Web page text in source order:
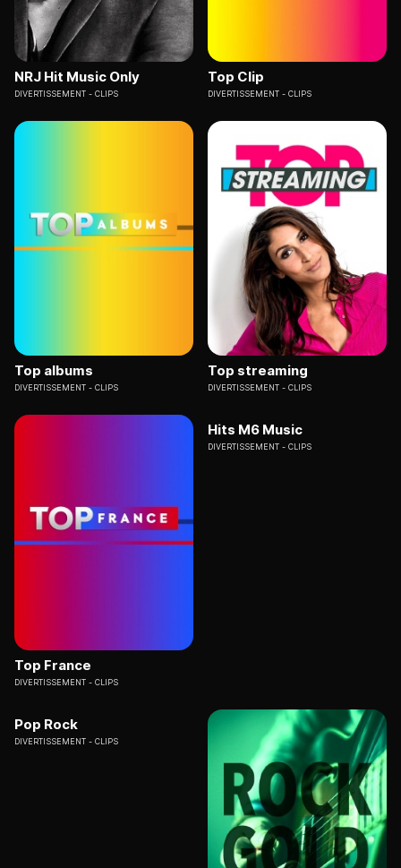
NRJ Hit Music Only
DIVERTISSEMENT CLIPS
Top Clip
DIVERTISSEMENT CLIPS
Top albums
DIVERTISSEMENT CLIPS
Top streaming
DIVERTISSEMENT CLIPS
Top France
DIVERTISSEMENT CLIPS
Hits M6 Music
DIVERTISSEMENT CLIPS
Pop Rock
DIVERTISSEMENT CLIPS